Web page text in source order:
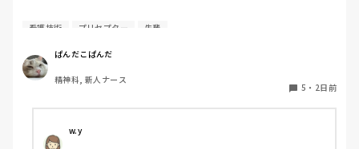
が、ほとんどの新人に当てはまりました。。。時代柄でしょ
私はどちらかといえば、PNSは好きじゃありません。
でもPNSでやれというからには、もっと業務量に見合った、
新人を指導しながら業務ができるゆとりが欲しいです。
いと思いますか？
質問失礼します。
4月に入職してまだ少ししか経っていないのですが、プリセ
プターを変えたいと考えています。ただ、同じ病棟の先輩で
もあるため、なかなか相談することができません。
私はもともと人見知りで、自分から悩みや相談事を人に話す
ことが苦手なタイプです。
看護技術 プリセプター 先輩
ぱんだこぱんだ
精神科, 新人ナース
5 ・ 2日前
w.y